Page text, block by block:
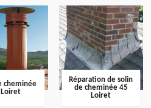
cheminée
Réparation de solin
de cheminée 45
Loiret